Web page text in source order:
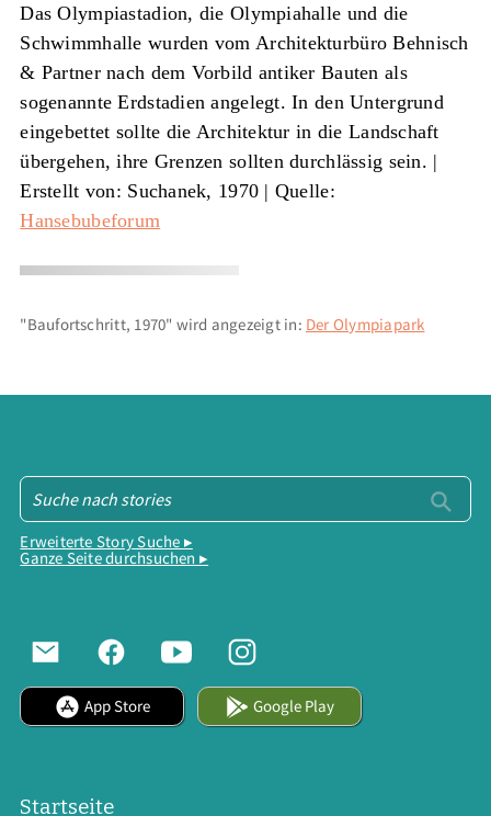
Das Olympiastadion, die Olympiahalle und die
Schwimmhalle wurden vom Architekturbüro Behnisch
& Partner nach dem Vorbild antiker Bauten als
sogenannte Erdstadien angelegt. In den Untergrund
eingebettet sollte die Architektur in die Landschaft
übergehen, ihre Grenzen sollten durchlässig sein. |
Erstellt von: Suchanek, 1970 | Quelle:
Hansebubeforum
"Baufortschritt, 1970" wird angezeigt in: Der Olympiapark
Erweiterte Story Suche ▸
Ganze Seite durchsuchen ▸
App Store Google Play
Startseite